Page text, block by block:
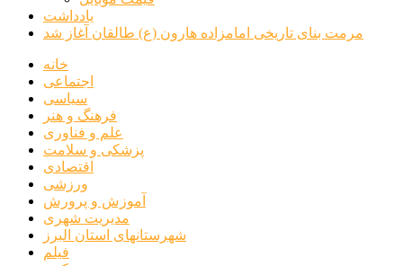
یادداشت
مرمت بنای تاریخی امامزاده هارون (ع) طالقان آغاز شد
خانه
اجتماعی
سیاسی
فرهنگ و هنر
علم و فناوری
پزشکی و سلامت
اقتصادی
ورزشی
آموزش و پرورش
مدیریت شهری
شهرستانهای استان البرز
فیلم